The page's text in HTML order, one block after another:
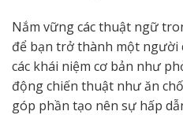
Nắm vững các thuật ngữ
để bạn trở thành một người
các khái niệm cơ bản như
động chiến thuật như ăn
góp phần tạo nên sự hấp